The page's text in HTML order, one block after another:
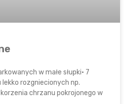
w małe słupki• 7
rozgniecionych np.
chrzanu pokrojonego w